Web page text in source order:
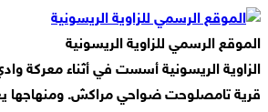
الموقع الرسمي للزاوية الريسونية
قرية تامصلوحت ضواحي مراكش. ومنهاجها